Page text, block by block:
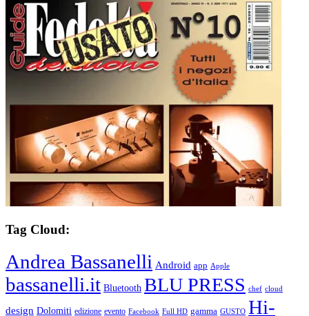
Tag Cloud:
Andrea Bassanelli Android app Apple
bassanelli.it Bluetooth BLU PRESS chef cloud
design Dolomiti edizione evento Facebook Full HD gamma GUSTO Hi-